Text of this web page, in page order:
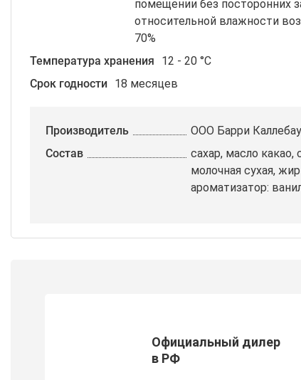
помещении без посторонних
относительной влажности
70%
Температура хранения
12 - 20 °C
Срок годности 18 месяцев
Производитель
ООО Барри
Состав
сахар, масло
молочная сухая,
ароматизатор:
Официальный дилер
в РФ